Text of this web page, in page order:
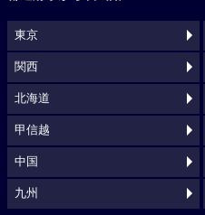
東京
関西
北海道
甲信越
中国
九州